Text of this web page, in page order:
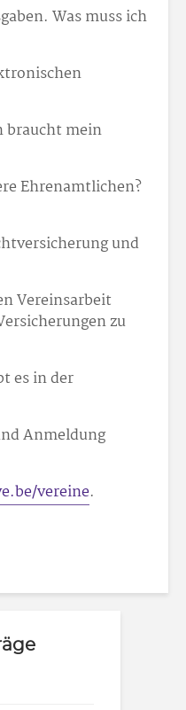
Was muss ich
braucht mein
Ehrenamtlichen?
und
Vereinsarbeit
zu
es in der
Anmeldung
vereine.